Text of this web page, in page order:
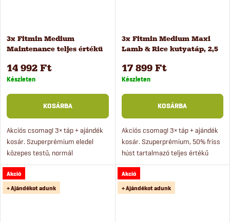
3x Fitmin Medium
Maintenance teljes értékű
14 992 Ft
Készleten
KOSÁRBA
Akciós csomag! 3× táp + ajándék
kosár. Szuperprémium eledel
közepes testű, normál
terhelésnek kitett kutyák
számára. Az eledel 50%-ban friss
húst és rizst tartalmaz. A Fitmin...
3x Fitmin Medium Maxi
Lamb & Rice kutyatáp, 2,5
17 899 Ft
Készleten
KOSÁRBA
Akciós csomag! 3× táp + ajándék
kosár. Szuperprémium, 50% friss
húst tartalmazó teljes értékű
eledel bárányhússal érzékeny
emésztésű kutyáknak. Az eledel
közepes és nagytestű,...
Akció
+ Ajándékot adunk
Akció
+ Ajándékot adunk